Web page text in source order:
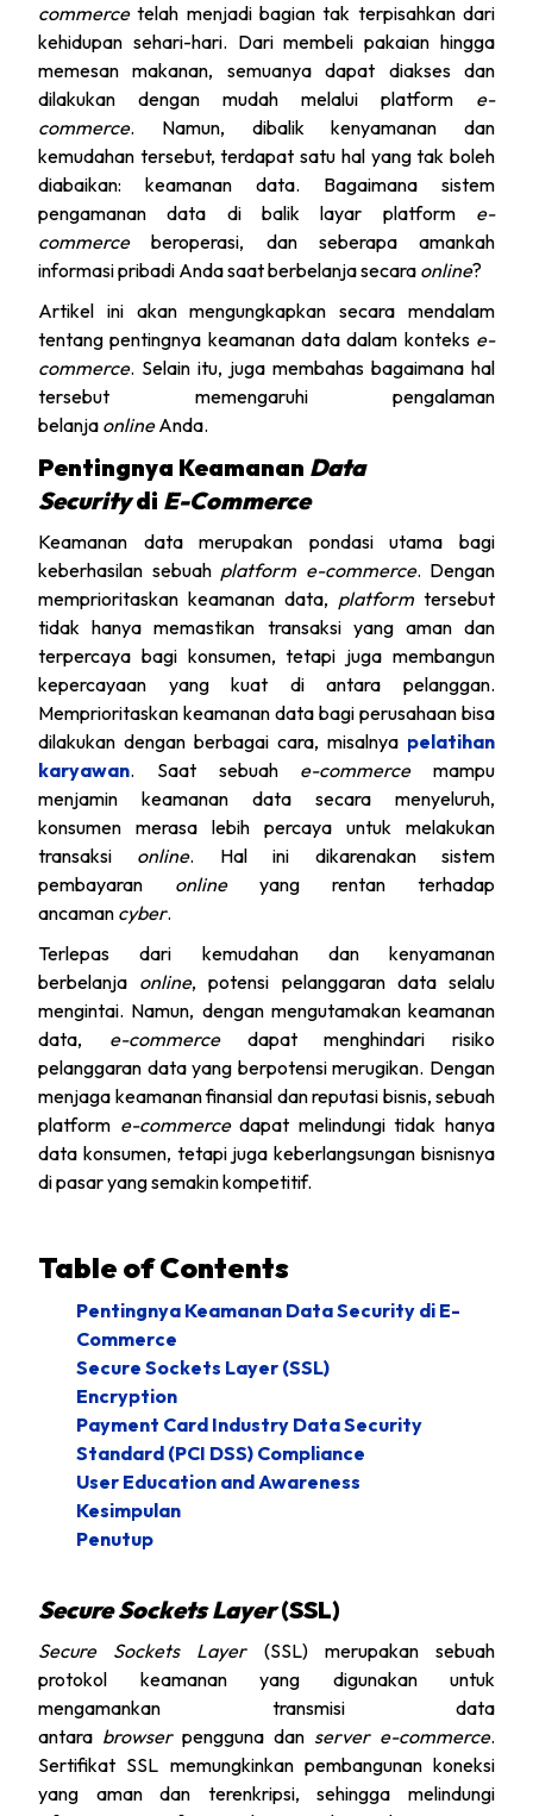
commercetelah menjadi bagian tak terpisahkan dari
kehidupan sehari-hari. Dari membeli pakaian hingga
memesan makanan, semuanya dapat diakses dan
dilakukan dengan mudah melalui platform e-
commerce. Namun, dibalik kenyamanan dan
kemudahan tersebut, terdapat satu hal yang tak boleh
diabaikan: keamanan data. Bagaimana sistem
pengamanan data di balik layar platform e-
commerceberoperasi, dan seberapa amankah
informasi pribadi Anda saat berbelanja secara online?
Artikel ini akan mengungkapkan secara mendalam
tentang pentingnya keamanan data dalam konteks e-
commerce. Selain itu, juga membahas bagaimana hal
tersebut memengaruhi pengalaman
belanja onlineAnda.
Pentingnya Keamanan Data
Securitydi E-Commerce
Keamanan data merupakan pondasi utama bagi
keberhasilan sebuah platform e-commerce. Dengan
memprioritaskan keamanan data, platform tersebut
tidak hanya memastikan transaksi yang aman dan
terpercaya bagi konsumen, tetapi juga membangun
kepercayaan yang kuat di antara pelanggan.
Memprioritaskan keamanan data bagi perusahaan bisa
dilakukan dengan berbagai cara, misalnya pelatihan
karyawan. Saat sebuah e-commercemampu
menjamin keamanan data secara menyeluruh,
konsumen merasa lebih percaya untuk melakukan
transaksi online. Hal ini dikarenakan sistem
pembayaran online yang rentan terhadap
ancaman cyber.
Terlepas dari kemudahan dan kenyamanan
berbelanja online, potensi pelanggaran data selalu
mengintai. Namun, dengan mengutamakan keamanan
data, e-commercedapat menghindari risiko
pelanggaran data yang berpotensi merugikan. Dengan
menjaga keamanan finansial dan reputasi bisnis, sebuah
platform e-commercedapat melindungi tidak hanya
data konsumen, tetapi juga keberlangsungan bisnisnya
di pasar yang semakin kompetitif.
Table of Contents
Pentingnya Keamanan Data Security di E-
Commerce
Secure Sockets Layer (SSL)
Encryption
Payment Card Industry Data Security
Standard (PCI DSS) Compliance
User Education and Awareness
Kesimpulan
Penutup
Secure Sockets Layer(SSL)
Secure Sockets Layer(SSL) merupakan sebuah
protokol keamanan yang digunakan untuk
mengamankan transmisi data
antara browserpengguna dan server e-commerce.
Sertifikat SSL memungkinkan pembangunan koneksi
yang aman dan terenkripsi, sehingga melindungi